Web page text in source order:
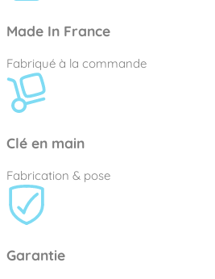
Made In France
Fabriqué à la commande
Clé en main
Fabrication & pose
Garantie